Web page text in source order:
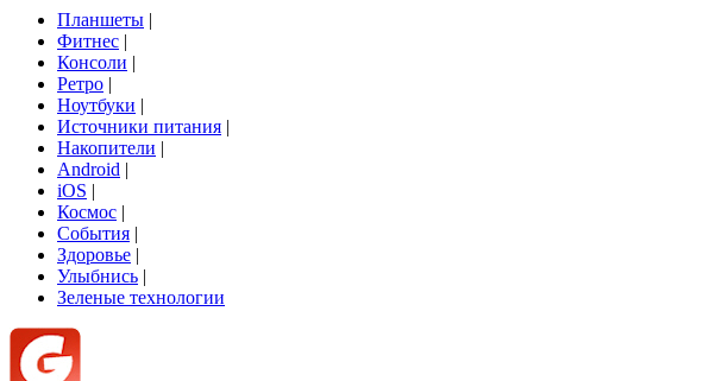
Планшеты |
Фитнес |
Консоли |
Ретро |
Ноутбуки |
Источники питания |
Накопители |
Android |
iOS |
Космос |
События |
Здоровье |
Улыбнись |
Зеленые технологии